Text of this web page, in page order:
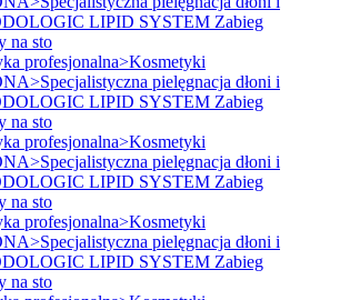
LIPID SYSTEM Zabieg
na sto
profesjonalna>Kosmetyki
pielęgnacja dłoni i
LIPID SYSTEM Zabieg
na sto
profesjonalna>Kosmetyki
pielęgnacja dłoni i
LIPID SYSTEM Zabieg
na sto
profesjonalna>Kosmetyki
pielęgnacja dłoni i
LIPID SYSTEM Zabieg
na sto